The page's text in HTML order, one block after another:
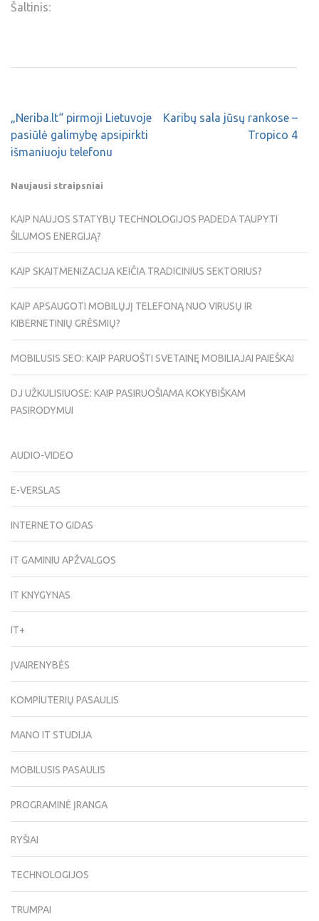
Šaltinis:
„Neriba.lt“ pirmoji Lietuvoje
pasiūlė galimybę apsipirkti
išmaniuoju telefonu
Karibų sala jūsų rankose –
Tropico 4
Naujausi straipsniai
KAIP NAUJOS STATYBŲ TECHNOLOGIJOS PADEDA TAUPYTI
ŠILUMOS ENERGIJĄ?
KAIP SKAITMENIZACIJA KEIČIA TRADICINIUS SEKTORIUS?
KAIP APSAUGOTI MOBILŲJĮ TELEFONĄ NUO VIRUSŲ IR
KIBERNETINIŲ GRĖSMIŲ?
MOBILUSIS SEO: KAIP PARUOŠTI SVETAINĘ MOBILIAJAI PAIEŠKAI
DJ UŽKULISIUOSE: KAIP PASIRUOŠIAMA KOKYBIŠKAM
PASIRODYMUI
AUDIO-VIDEO
E-VERSLAS
INTERNETO GIDAS
IT GAMINIU APŽVALGOS
IT KNYGYNAS
IT+
ĮVAIRENYBĖS
KOMPIUTERIŲ PASAULIS
MANO IT STUDIJA
MOBILUSIS PASAULIS
PROGRAMINĖ ĮRANGA
RYŠIAI
TECHNOLOGIJOS
TRUMPAI